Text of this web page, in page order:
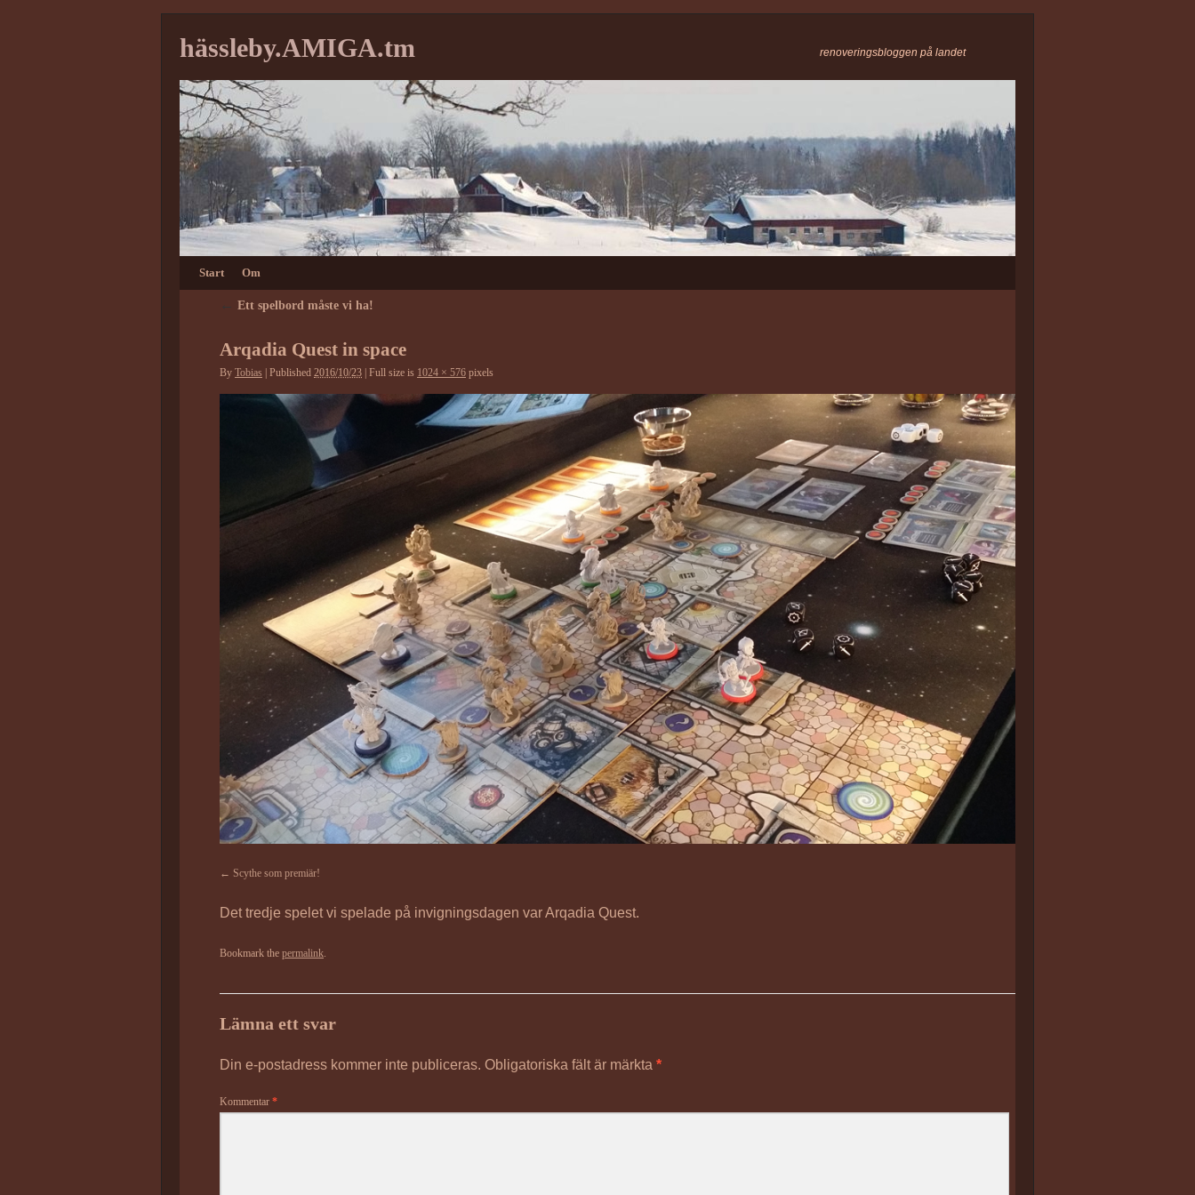
hässleby.AMIGA.tm renoveringsbloggen på landet
Start Om
← Ett spelbord måste vi ha!
Arqadia Quest in space
By Tobias Published 2016/10/23 Full size is 1024 × 576 pixels
Scythe som premiär!
Det tredje spelet vi spelade på invigningsdagen var Arqadia Quest.
Bookmark the permalink.
Lämna ett svar
Din e-postadress kommer inte publiceras. Obligatoriska fält är märkta *
Kommentar *